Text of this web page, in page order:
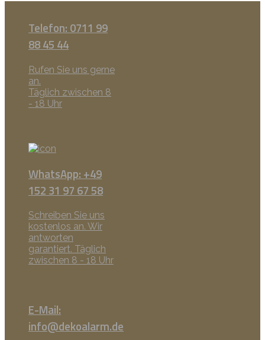
Telefon: 0711 99
88 45 44
Rufen Sie uns gerne
an.
Täglich zwischen 8
- 18 Uhr
WhatsApp: +49
152 31 97 67 58
Schreiben Sie uns
kostenlos an. Wir
antworten
garantiert. Täglich
zwischen 8 - 18 Uhr
E-Mail:
info@dekoalarm.de